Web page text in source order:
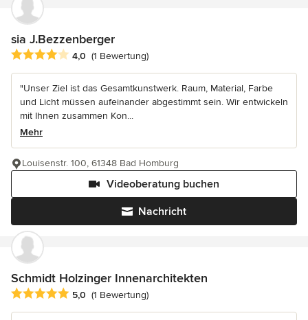
sia J.Bezzenberger
Durchschnittliche Bewertung: 4 von 5 Sternen
4,0 (1 Bewertung)
"Unser Ziel ist das Gesamtkunstwerk. Raum, Material, Farbe
und Licht müssen aufeinander abgestimmt sein. Wir entwickeln
mit Ihnen zusammen Kon...
Mehr
Nachricht
Videoberatung buchen
Louisenstr. 100, 61348 Bad Homburg
Schmidt Holzinger Innenarchitekten
Durchschnittliche Bewertung: 5 von 5 Sternen
5,0 (1 Bewertung)